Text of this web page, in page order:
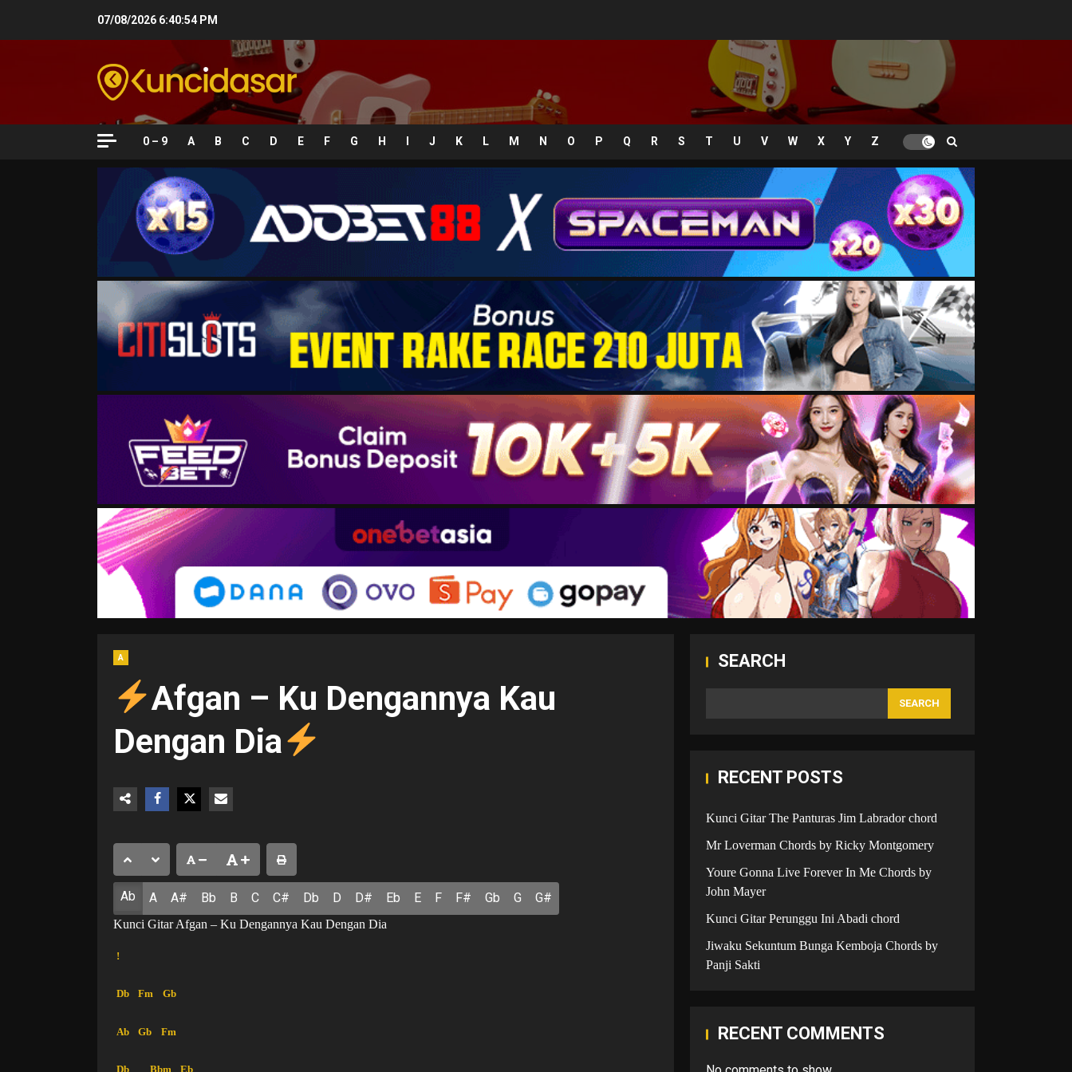
07/08/2026 6:40:55 PM
0 – 9 A B C D E F G H J K L M N O P Q R S T U V W X Y Z
A
Afgan – Ku Dengannya Kau
Dengan Dia
Ab A A# Bb B C C# Db D D# Eb E F F# Gb G G#
Kunci Gitar Afgan – Ku Dengannya Kau Dengan Dia
!
Db Fm Gb
Ab Gb Fm
SEARCH
SEARCH
RECENT POSTS
Kunci Gitar The Panturas Jim Labrador chord
Mr Loverman Chords by Ricky Montgomery
Youre Gonna Live Forever In Me Chords by
John Mayer
Kunci Gitar Perunggu Ini Abadi chord
Jiwaku Sekuntum Bunga Kemboja Chords by
Panji Sakti
RECENT COMMENTS